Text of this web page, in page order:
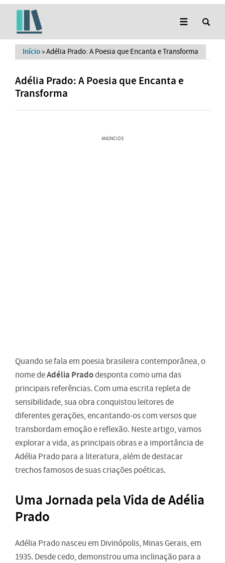
Início »Adélia Prado: A Poesia que Encanta e Transforma
Adélia Prado: A Poesia que Encanta e
Transforma
ANÚNCIOS
Quando se fala em poesia brasileira contemporânea, o
nome deAdélia Pradodesponta como uma das
principais referências. Com uma escrita repleta de
sensibilidade, sua obra conquistou leitores de
diferentes gerações, encantando-os com versos que
transbordam emoção e reflexão. Neste artigo, vamos
explorar a vida, as principais obras e a importância de
Adélia Prado para a literatura, além de destacar
trechos famosos de suas criações poéticas.
Uma Jornada pela Vida de Adélia
Prado
Adélia Prado nasceu em Divinópolis, Minas Gerais, em
1935. Desde cedo, demonstrou uma inclinação para a